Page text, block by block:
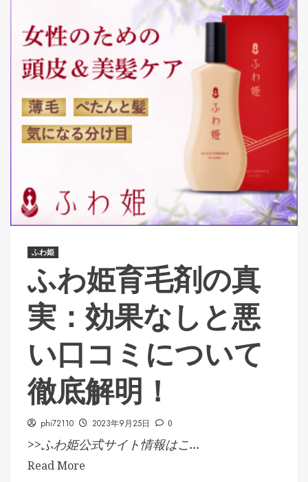
ふわ姫
ふわ姫育毛剤の真
実：効果なしと悪
い口コミについて
徹底解明！
phi72110 2023年9月25日 0
>>ふわ姫公式サイト情報はこ...
Read More